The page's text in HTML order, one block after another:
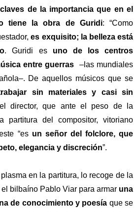
claves de la importancia que en el
tiene la obra de Guridi: “Como
es exquisito; la belleza está
. Guridi es uno de los centros
entre guerras –las mundiales
De aquellos músicos que se
sin materiales y casi sin
director, que ante el peso de la
partitura del compositor, vitoriano
“es un señor del folclore, que
elegancia y discreción”.
en la partitura, lo recoge de la
bilbaíno Pablo Viar para armar una
de conocimiento y poesía que se